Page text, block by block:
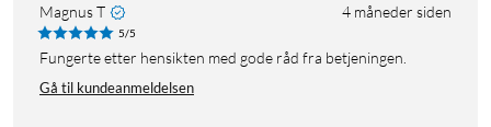
Magnus T 4 måneder siden
5/5
Fungerte etter hensikten med gode råd fra betjeningen.
Gå til kundeanmeldelsen